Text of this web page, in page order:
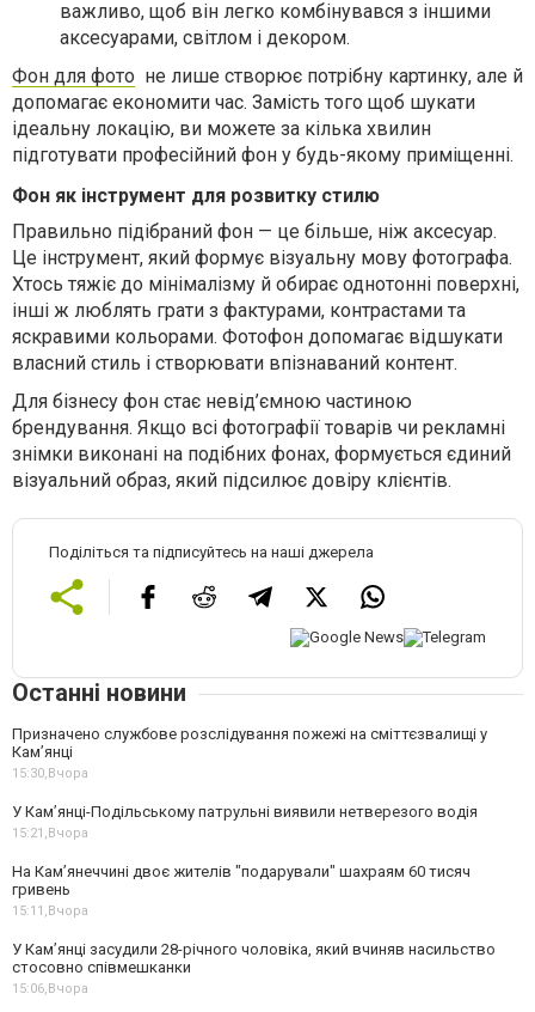
важливо, щоб він легко комбінувався з іншими
аксесуарами, світлом і декором.
Фон для фото не лише створює потрібну картинку, але й
допомагає економити час. Замість того щоб шукати
ідеальну локацію, ви можете за кілька хвилин
підготувати професійний фон у будь-якому приміщенні.
Фон як інструмент для розвитку стилю
Правильно підібраний фон — це більше, ніж аксесуар.
Це інструмент, який формує візуальну мову фотографа.
Хтось тяжіє до мінімалізму й обирає однотонні поверхні,
інші ж люблять грати з фактурами, контрастами та
яскравими кольорами. Фотофон допомагає відшукати
власний стиль і створювати впізнаваний контент.
Для бізнесу фон стає невід’ємною частиною
брендування. Якщо всі фотографії товарів чи рекламні
знімки виконані на подібних фонах, формується єдиний
візуальний образ, який підсилює довіру клієнтів.
Поділіться та підписуйтесь на наші джерела
Останні новини
Призначено службове розслідування пожежі на сміттєзвалищі у
Кам’янці
15:30,Вчора
У Кам’янці-Подільському патрульні виявили нетверезого водія
15:21,Вчора
На Камʼянеччині двоє жителів "подарували" шахраям 60 тисяч
гривень
15:11,Вчора
У Камʼянці засудили 28-річного чоловіка, який вчиняв насильство
стосовно співмешканки
15:06,Вчора